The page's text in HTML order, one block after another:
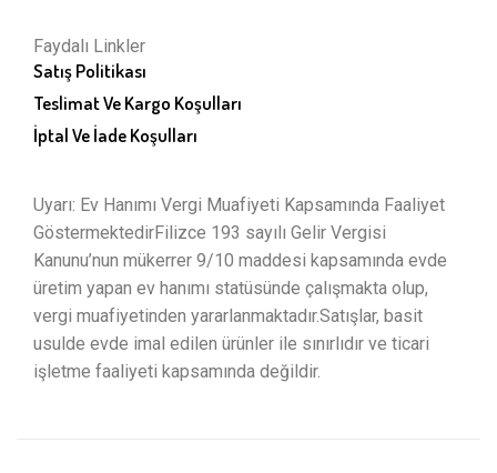
Faydalı Linkler
Satış Politikası
Teslimat Ve Kargo Koşulları
İptal Ve İade Koşulları
Uyarı: Ev Hanımı Vergi Muafiyeti Kapsamında Faaliyet
GöstermektedirFilizce 193 sayılı Gelir Vergisi
Kanunu’nun mükerrer 9/10 maddesi kapsamında evde
üretim yapan ev hanımı statüsünde çalışmakta olup,
vergi muafiyetinden yararlanmaktadır.Satışlar, basit
usulde evde imal edilen ürünler ile sınırlıdır ve ticari
işletme faaliyeti kapsamında değildir.